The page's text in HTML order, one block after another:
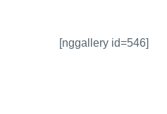
[nggallery id=546]